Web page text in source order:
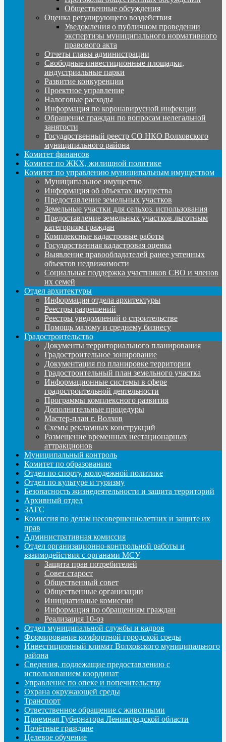
Общественные обсуждения
Оценка регулирующего воздействия
Уведомления о публичном проведении
экспертизы муниципального нормативного
правового акта
Отчеты главы администрации
Свободные инвестиционные площадки,
индустриальные парки
Развитие конкуренции
Проектное управление
Налоговые расходы
Информация по коронавирусной инфекции
Обращение граждан по вопросам нелегальной
занятости
Государственный реестр СО НКО Волховского
муниципального района
Комитет финансов
Комитет по ЖКХ, жилищной политике
Комитет по управлению муниципальным имуществом
Муниципальное имущество
Информация об объектах имущества
Предоставление земельных участков
Земельные участки для сельхоз. использования
Предоставление земельных участков льготным
категориям граждан
Комплексные кадастровые работы
Государственная кадастровая оценка
Выявление правообладателей ранее учтенных
объектов недвижимости
Социальная поддержка участников СВО и членов
их семей
Отдел архитектуры
Информация отдела архитектуры
Реестры разрешений
Реестры уведомлений о строительстве
Помощь малому и среднему бизнесу
Градостроительство
Документы территориального планирования
Градостроительное зонирование
Документация по планировке территории
Градостроительный план земельного участка
Информационные системы в сфере
градостроительной деятельности
Программы комплексного развития
Дополнительные процедуры
Мастер-план г. Волхов
Схемы рекламных конструкций
Размещение временных нестационарных
аттракционов
Муниципальный контроль
Комитет по образованию
Отдел по спорту, молодежной политике
Отдел по культуре и туризму
Безопасность жизнедеятельности и защита территорий
Архивный отдел
ЗАГС
Комиссия по делам несовершеннолетних и защите их
прав
Административная комиссия
Отдел организационно-контрольной работы и
взаимодействия с органами МСУ
Защита прав потребителей
Совет старост
Общественный совет
Общественные организации
Инициативные комиссии
Информация по обращениям граждан
Реализация 10-оз
Отдел муниципальной службы и кадров
Формирование комфортной городской среды
Инвестиционный климат Волховского муниципального
района
Сведения, подлежащие предоставлению с
использованием координат
Управление по опеке и попечительству
Охрана окружающей среды
Транспорт
Ответственное обращение с животными
Приемная Губернатора Ленинградской области
Почётные граждане
Целевое обучение